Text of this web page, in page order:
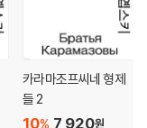
카라마조프씨네 형제
들 2
7,920원
10%